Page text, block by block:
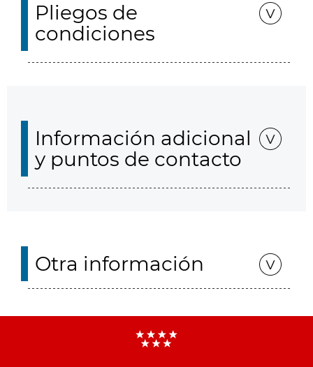
Pliegos de
condiciones
Información adicional
y puntos de contacto
Otra información